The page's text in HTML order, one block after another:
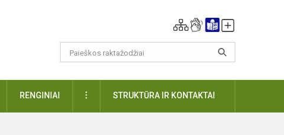
RENGINIAI DAUGIAUSTRUKTŪRA IR KONTAKTAI